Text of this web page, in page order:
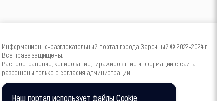
Информационно-развлекательный портал города Заречный © 2022-2024 г.
Все права защищены.
Распространение, копирование, тиражирование информации с сайта
разрешены только с согласия администрации.
16+Наш портал использует файлы Cookie